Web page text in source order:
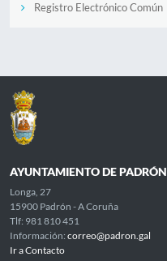
Registro Electrónico Común
AYUNTAMIENTO DE PADRÓN
Longa, 27
15900 Padrón - A Coruña
Tlf: 981 810 451
Información: correo@padron.gal
Ir a Contacto